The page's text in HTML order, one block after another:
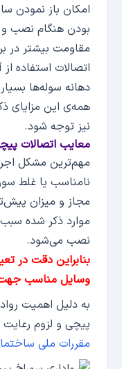
امکان باز نمودن
بودن هنگام نصب و
مقاومت بیشتر در
اتصالات استفاده
دهانه سوله‌ها
همه‌ی این مزایای
نیز توجه شود.
معایب اتصالات
مهم‌ترین مشکل
نامناسب یا غلط
مجاز و میزان
موارد ذکر شده سبب
نصب می‌شود.
بنابراین دقت در
وسایل مناسب
به دلیل اهمیت
پیچی و لزوم رعایت
مقررات ملی